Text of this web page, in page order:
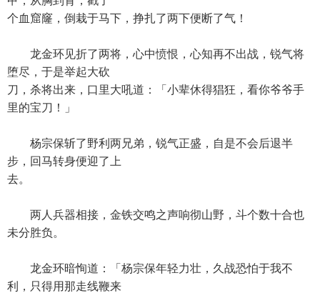
个血窟窿，倒栽于马下，挣扎了两下便断了气！
龙金环见折了两将，心中愤恨，心知再不出战，锐气将
堕尽，于是举起大砍
刀，杀将出来，口里大吼道：「小辈休得猖狂，看你爷爷手
里的宝刀！」
杨宗保斩了野利两兄弟，锐气正盛，自是不会后退半
步，回马转身便迎了上
去。
两人兵器相接，金铁交鸣之声响彻山野，斗个数十合也
未分胜负。
龙金环暗恂道：「杨宗保年轻力壮，久战恐怕于我不
利，只得用那走线鞭来